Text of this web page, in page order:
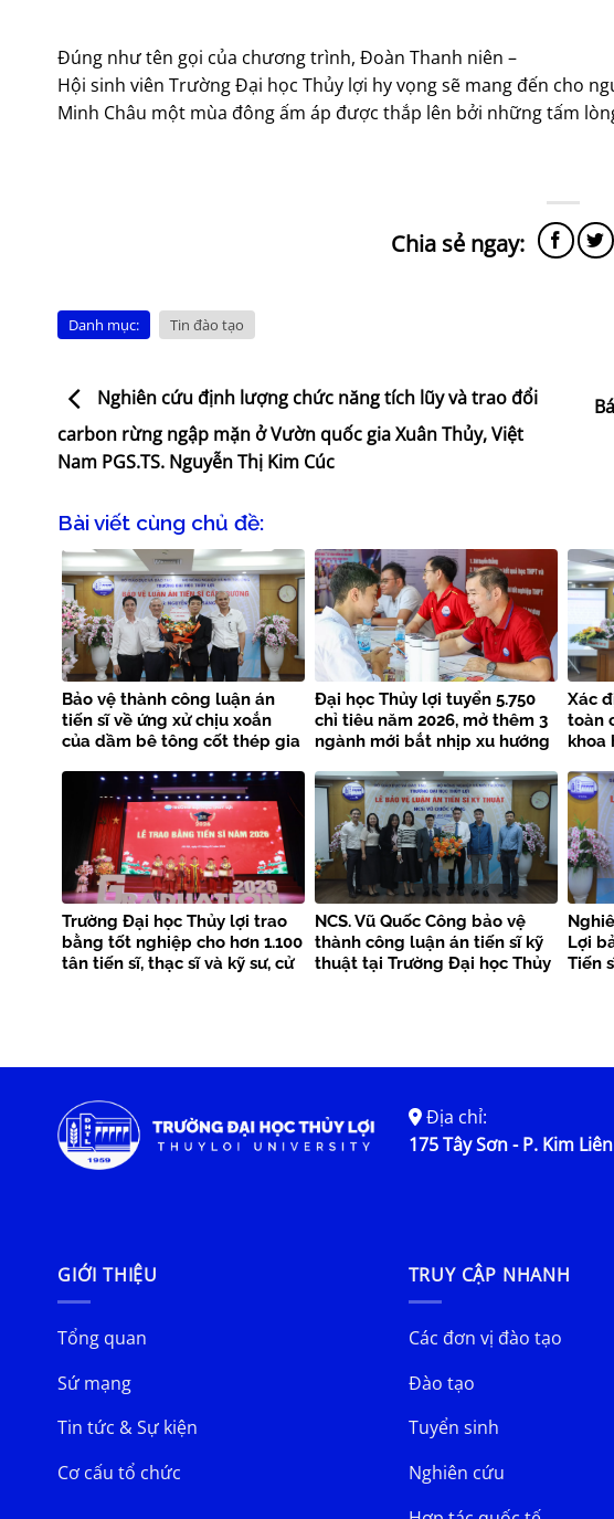
Đúng như tên gọi của chương trình, Đoàn Thanh niên –
Hội sinh viên Trường Đại học Thủy lợi hy vọng sẽ mang đến cho
Minh Châu một mùa đông ấm áp được thắp lên bởi những tấm
Danh mục: Tin đào tạo
Nghiên cứu định lượng chức năng tích lũy và trao đổi
carbon rừng ngập mặn ở Vườn quốc gia Xuân Thủy, Việt
Nam PGS.TS. Nguyễn Thị Kim Cúc
Bài viết cùng chủ đề:
Bảo vệ thành công luận án
tiến sĩ về ứng xử chịu xoắn
của dầm bê tông cốt thép gia
Đại học Thủy lợi tuyển 5.750
chỉ tiêu năm 2026, mở thêm 3
ngành mới bắt nhịp xu hướng
Xác
toàn
khoa
Trường Đại học Thủy lợi trao
bằng tốt nghiệp cho hơn 1.100
tân tiến sĩ, thạc sĩ và kỹ sư, cử
NCS. Vũ Quốc Công bảo vệ
thành công luận án tiến sĩ kỹ
thuật tại Trường Đại học Thủy
Lợi
Tiến
Địa chỉ:
175 Tây Sơn - P. Kim
GIỚI THIỆU
Tổng quan
Sứ mạng
Tin tức & Sự kiện
Cơ cấu tổ chức
TRUY CẬP NHANH
Các đơn vị đào tạo
Đào tạo
Tuyển sinh
Nghiên cứu